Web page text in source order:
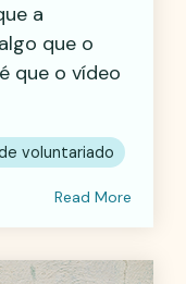
a
que o
que o vídeo
voluntariado
Read More